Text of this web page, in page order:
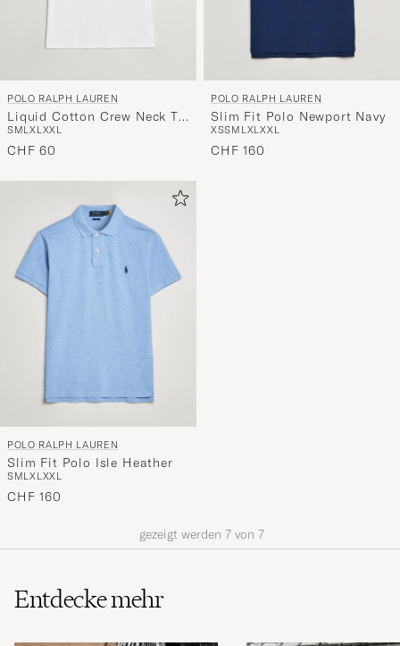
POLO RALPH LAUREN
Liquid Cotton Crew Neck T-
Shirt White
SMLXLXXL
CHF 60
POLO RALPH LAUREN
Slim Fit Polo Newport Navy
XSSM LXLXXL
CHF 160
POLO RALPH LAUREN
Slim Fit Polo Isle Heather
SMLXLXXL
CHF 160
gezeigt werden 7 von 7
Entdecke mehr